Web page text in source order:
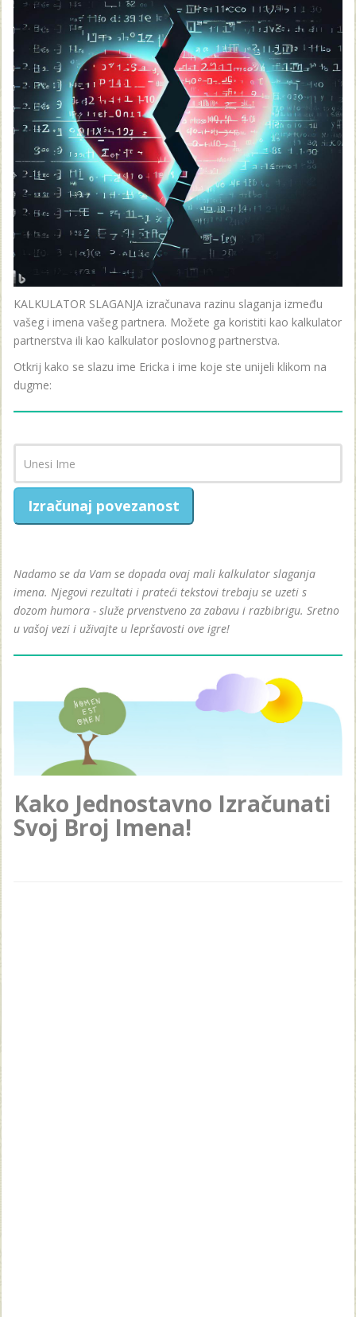
KALKULATOR SLAGANJA izračunava razinu slaganja između
vašeg i imena vašeg partnera. Možete ga koristiti kao kalkulator
partnerstva ili kao kalkulator poslovnog partnerstva.
Otkrij kako se slazu ime Ericka i ime koje ste unijeli klikom na
dugme:
Izračunaj povezanost
Nadamo se da Vam se dopada ovaj mali kalkulator slaganja
imena. Njegovi rezultati i prateći tekstovi trebaju se uzeti s
dozom humora - služe prvenstveno za zabavu i razbibrigu. Sretno
u vašoj vezi i uživajte u lepršavosti ove igre!
Kako Jednostavno Izračunati
Svoj Broj Imena!